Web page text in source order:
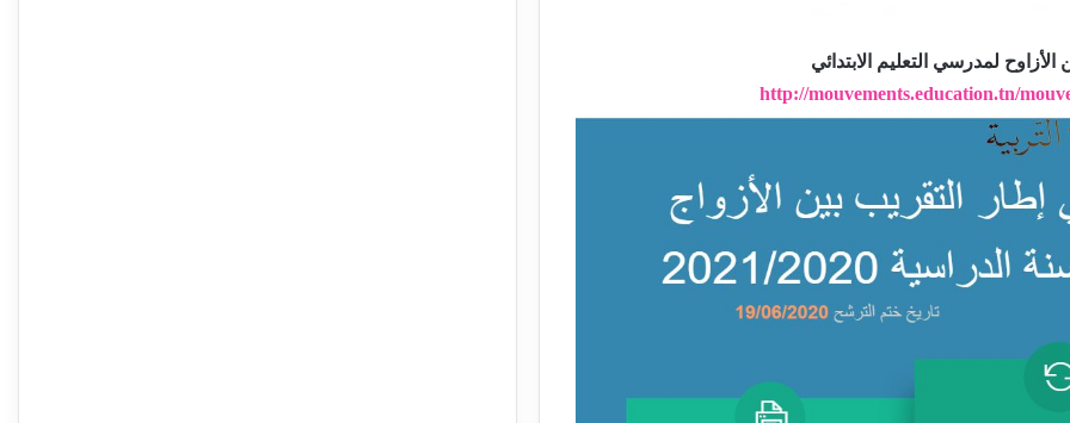
لمدرسي التعليم الابتدائي
http://mouvements.education.tn/